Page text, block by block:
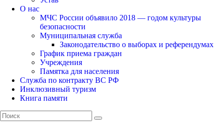
О нас
МЧС России объявило 2018 — годом культуры
безопасности
Муниципальная служба
Законодательство о выборах и референдумах
График приема граждан
Учреждения
Памятка для населения
Служба по контракту ВС РФ
Инклюзивный туризм
Книга памяти